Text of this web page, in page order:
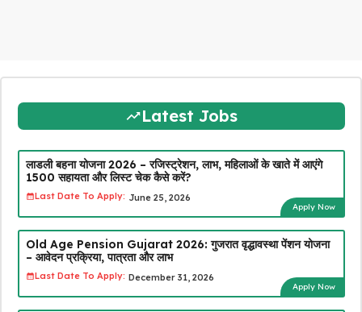
Latest Jobs
लाडली बहना योजना 2026 – रजिस्ट्रेशन, लाभ, महिलाओं के खाते में आएंगे
₹1500 सहायता और लिस्ट चेक कैसे करें?
Last Date To Apply: June 25, 2026
Apply Now
Old Age Pension Gujarat 2026: गुजरात वृद्धावस्था पेंशन योजना
– आवेदन प्रक्रिया, पात्रता और लाभ
Last Date To Apply: December 31, 2026
Apply Now